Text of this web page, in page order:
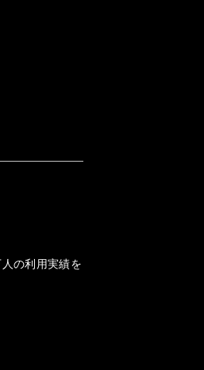
の利用実績を